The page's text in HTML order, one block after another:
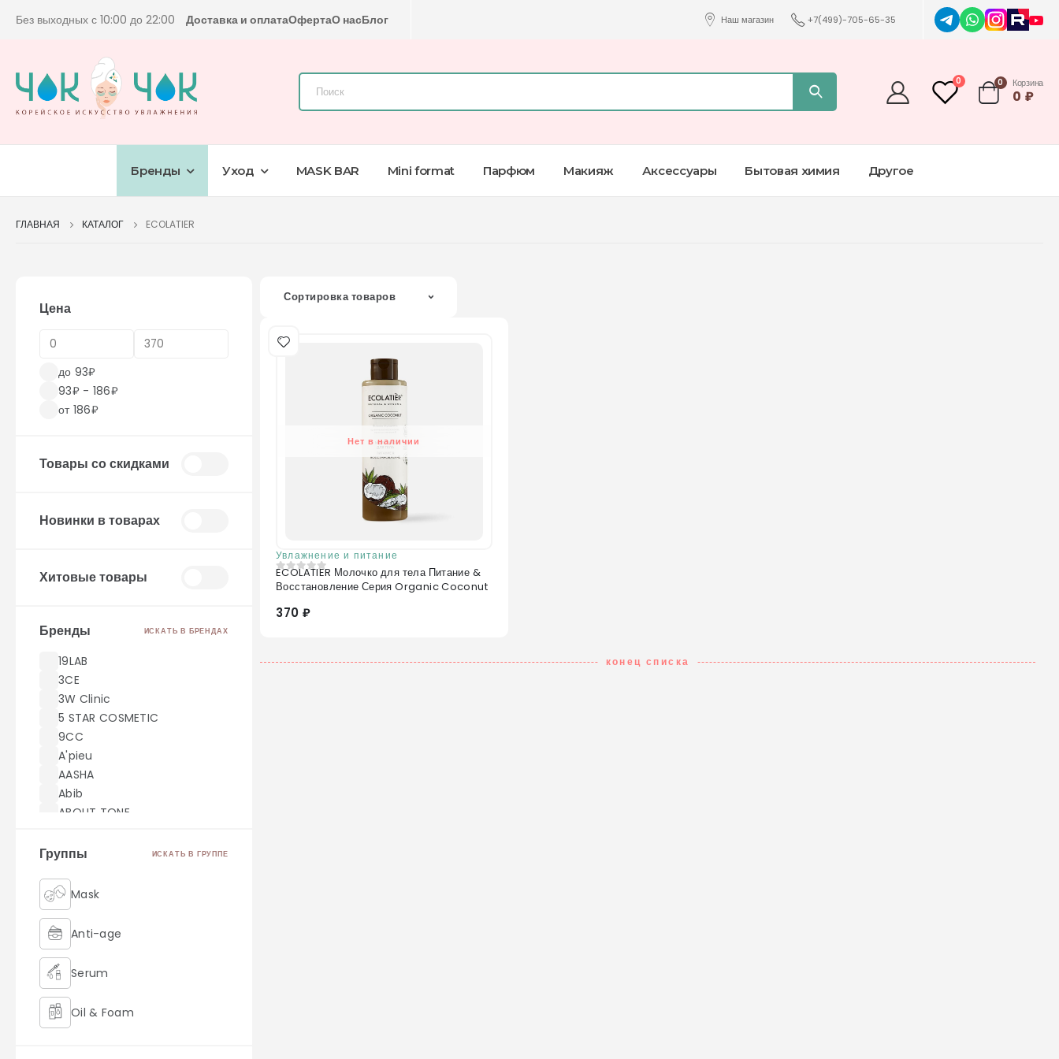
Без выходных с 10:00 до 22:00 Доставка и оплатаОфертаО насБлог Наш магазин +7(499)-705-65-35
0 0 Корзина
0 ₽
Бренды Уход MASK BAR Mini format Парфюм Макияж Аксессуары Бытовая химия Другое
ГЛАВНАЯ КАТАЛОГ ECOLATIER
Сортировка товаров
Нет в наличии
Увлажнение и питание
0из 5
ECOLATIER Молочко для тела Питание &
Восстановление Серия Organic Coconut
370 ₽
конец списка
Цена
до 93₽
93₽ - 186₽
от 186₽
Товары со скидками
Новинки в товарах
Хитовые товары
Бренды ИСКАТЬ В БРЕНДАХ
19LAB
3CE
3W Clinic
5 STAR COSMETIC
9CC
A'pieu
AASHA
Abib
ABOUT TONE
AEKYUNG
AICHUN BEAUTY
Akei Derma
AMILL
amoreface
AMOREPACIFIC
AMUSE
Angel Key
Anjo
Группы ИСКАТЬ В ГРУППЕ
Mask
Anti-age
Serum
Oil & Foam